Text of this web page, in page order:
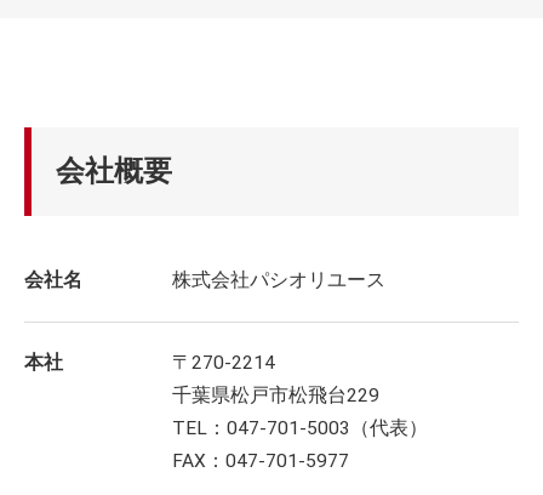
会社概要
会社名 株式会社パシオリユース
本社
〒270-2214
千葉県松戸市松飛台229
TEL：047-701-5003（代表）
FAX：047-701-5977